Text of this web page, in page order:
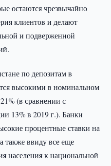
остаются чрезвычайно
клиентов и делают
и подверженной
по депозитам в
высокими в номинальном
(в сравнении с
13% в 2019 г.). Банки
процентные ставки на
также ввиду все еще
населения к национальной